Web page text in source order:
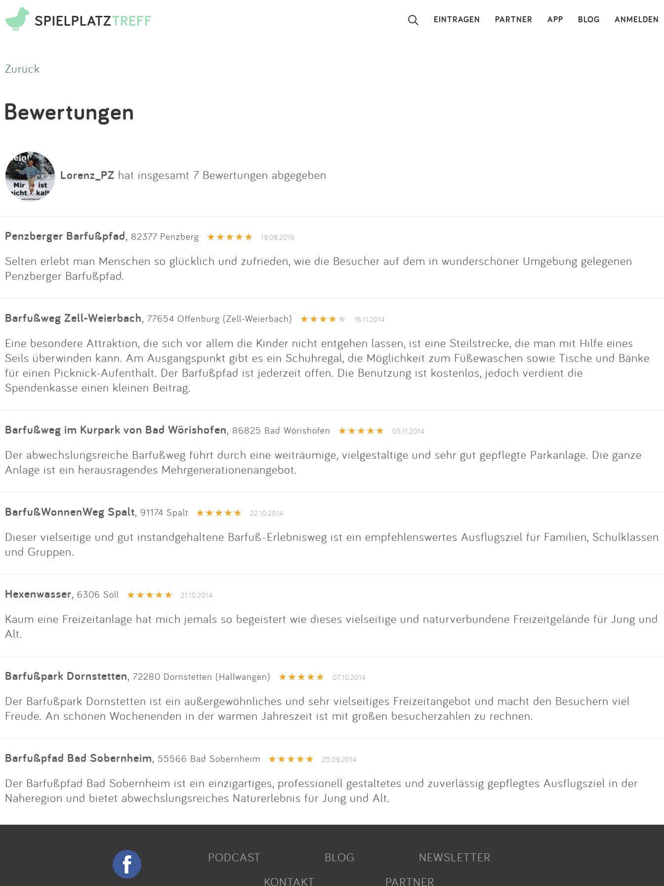
SPIELPLATZTREFF ANMELDEN
BLOG
APP
PARTNER
EINTRAGEN ×
Partner
Anmelden
Zurück
Bewertungen
Lorenz_PZ hat insgesamt 7 Bewertungen abgegeben
Penzberger Barfußpfad, 82377 Penzberg 19.08.2016
Selten erlebt man Menschen so glücklich und zufrieden, wie die Besucher auf dem in wunderschöner Umgebung gelegenen
Penzberger Barfußpfad.
Barfußweg Zell-Weierbach, 77654 Offenburg (Zell-Weierbach) 16.11.2014
Eine besondere Attraktion, die sich vor allem die Kinder nicht entgehen lassen, ist eine Steilstrecke, die man mit Hilfe eines
Seils überwinden kann. Am Ausgangspunkt gibt es ein Schuhregal, die Möglichkeit zum Füßewaschen sowie Tische und Bänke
für einen Picknick-Aufenthalt. Der Barfußpfad ist jederzeit offen. Die Benutzung ist kostenlos, jedoch verdient die
Spendenkasse einen kleinen Beitrag.
Barfußweg im Kurpark von Bad Wörishofen, 86825 Bad Wörishofen 05.11.2014
Der abwechslungsreiche Barfußweg führt durch eine weiträumige, vielgestaltige und sehr gut gepflegte Parkanlage. Die ganze
Anlage ist ein herausragendes Mehrgenerationenangebot.
BarfußWonnenWeg Spalt, 91174 Spalt 22.10.2014
Dieser vielseitige und gut instandgehaltene Barfuß-Erlebnisweg ist ein empfehlenswertes Ausflugsziel für Familien, Schulklassen
und Gruppen.
Hexenwasser, 6306 Söll 21.10.2014
Kaum eine Freizeitanlage hat mich jemals so begeistert wie dieses vielseitige und naturverbundene Freizeitgelände für Jung und
Alt.
Barfußpark Dornstetten, 72280 Dornstetten (Hallwangen) 07.10.2014
Der Barfußpark Dornstetten ist ein außergewöhnliches und sehr vielseitiges Freizeitangebot und macht den Besuchern viel
Freude. An schönen Wochenenden in der warmen Jahreszeit ist mit großen besucherzahlen zu rechnen.
Barfußpfad Bad Sobernheim, 55566 Bad Sobernheim 25.09.2014
Der Barfußpfad Bad Sobernheim ist ein einzigartiges, professionell gestaltetes und zuverlässig gepflegtes Ausflugsziel in der
Naheregion und bietet abwechslungsreiches Naturerlebnis für Jung und Alt.
PODCAST BLOG
NEWSLETTER
KONTAKT
PARTNER